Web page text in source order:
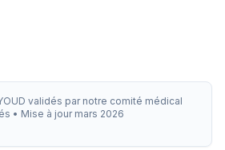
validés par notre comité médical
• Mise à jour mars 2026